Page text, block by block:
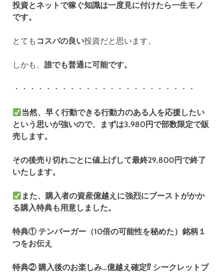
投資とネットで稼ぐ知識は一度見に付けたら一生モノ
です。
とても コスパの良い投資だと思います。
しかも、 誰でも普通に可能です。
・・・・・・・・・・・・・・・・・・・・・・・
当然、早く行動できる行動力のある人を応援したい
という思いが強いので、まずは3,980円で部数限定で販
売します。
その後売り切れごとに値上げして最終29,800円で終了
いたします。
また、購入者の資産億越えに強烈にブーストがかか
る購入特典も用意しました。
特典① テンバーガー（10倍の可能性を秘めた）銘柄１
つをお伝え
特典② 購入後のお楽しみ…億越え確定⁉︎ シークレットブ